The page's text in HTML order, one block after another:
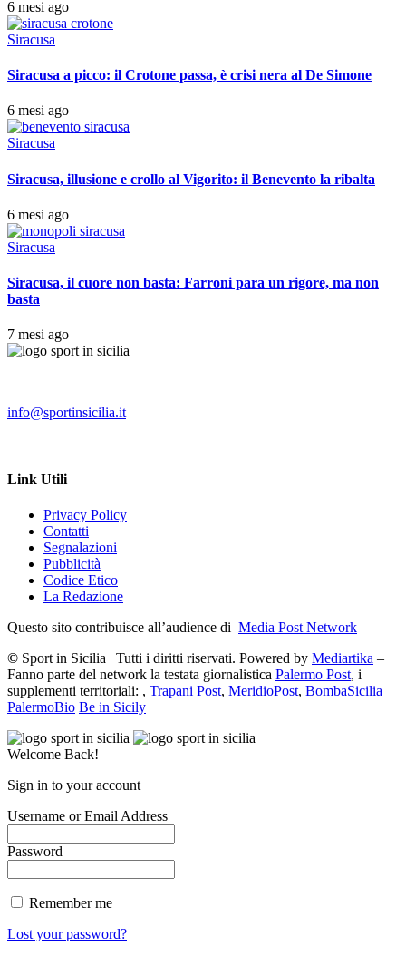
6 mesi ago
Siracusa
Siracusa a picco: il Crotone passa, è crisi nera al De Simone
6 mesi ago
Siracusa
Siracusa, illusione e crollo al Vigorito: il Benevento la ribalta
6 mesi ago
Siracusa
Siracusa, il cuore non basta: Farroni para un rigore, ma non
basta
7 mesi ago
info@sportinsicilia.it
Link Utili
Privacy Policy
Contatti
Segnalazioni
Pubblicità
Codice Etico
La Redazione
Questo sito contribuisce all’audience di Media Post Network
© Sport in Sicilia | Tutti i diritti riservati. Powered by Mediartika –
Fanno parte del network la testata giornalistica Palermo Post, i
supplementi territoriali: , Trapani Post, MeridioPost, BombaSicilia
PalermoBio Be in Sicily
Welcome Back!
Sign in to your account
Username or Email Address
Password
Remember me
Lost your password?